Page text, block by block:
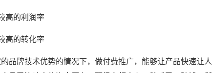
高的利润率
高的转化率
品牌技术优势的情况下，做付费推广，能够让产品快速让